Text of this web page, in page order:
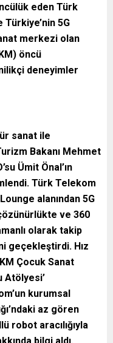
eden Türk
5G
merkezi olan
öncü
deneyimler
sanat ile
Bakanı Mehmet
Ümit Önal’ın
Türk Telekom
alanından 5G
ve 360
olarak takip
geçekleştirdi. Hız
Çocuk Sanat
Atölyesi’
kurumsal
az gören
robot aracılığıyla